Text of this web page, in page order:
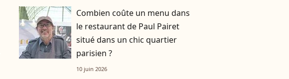
Combien coûte un menu dans
le restaurant de Paul Pairet
situé dans un chic quartier
parisien ?
10 juin 2026